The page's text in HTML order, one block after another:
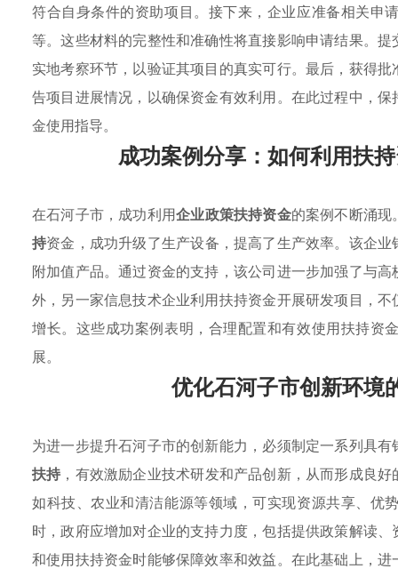
符合自身条件的资助项目。接下来，企业应准备相关申
等。这些材料的完整性和准确性将直接影响申请结果。
实地考察环节，以验证其项目的真实可行。最后，获得
告项目进展情况，以确保资金有效利用。在此过程中，
金使用指导。
成功案例分享：如何利用扶
在石河子市，成功利用企业政策扶持资金的案例不断涌现
持资金，成功升级了生产设备，提高了生产效率。该企
附加值产品。通过资金的支持，该公司进一步加强了与
外，另一家信息技术企业利用扶持资金开展研发项目，
增长。这些成功案例表明，合理配置和有效使用扶持资
展。
优化石河子市创新环境
为进一步提升石河子市的创新能力，必须制定一系列具有
扶持 ，有效激励企业技术研发和产品创新，从而形成良
如科技、农业和清洁能源等领域，可实现资源共享、优
时，政府应增加对企业的支持力度，包括提供政策解读
和使用扶持资金时能够保障效率和效益。在此基础上，